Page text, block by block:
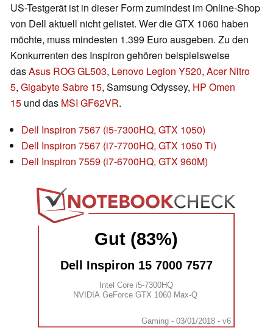
US-Testgerät ist in dieser Form zumindest im Online-Shop
von Dell aktuell nicht gelistet. Wer die GTX 1060 haben
möchte, muss mindesten 1.399 Euro ausgeben. Zu den
Konkurrenten des Inspiron gehören beispielsweise
dasAsus ROG GL503, Lenovo Legion Y520, Acer Nitro
5, Gigabyte Sabre 15, Samsung Odyssey, HP Omen
15 und das MSI GF62VR.
Dell Inspiron 7567 (i5-7300HQ, GTX 1050)
Dell Inspiron 7567 (i7-7700HQ, GTX 1050 Ti)
Dell Inspiron 7559 (i7-6700HQ, GTX 960M)
Gut (83%)
Dell Inspiron 15 7000 7577
Intel Core i5-7300HQ
NVIDIA GeForce GTX 1060 Max-Q
Gaming - 03/01/2018 - v6